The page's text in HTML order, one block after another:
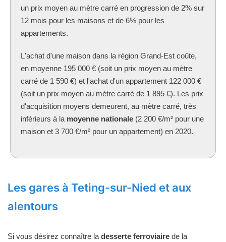
un prix moyen au mètre carré en progression de 2% sur
12 mois pour les maisons et de 6% pour les
appartements.
L'achat d'une maison dans la région Grand-Est coûte,
en moyenne 195 000 € (soit un prix moyen au mètre
carré de 1 590 €) et l'achat d'un appartement 122 000 €
(soit un prix moyen au mètre carré de 1 895 €). Les prix
d'acquisition moyens demeurent, au mètre carré, très
inférieurs à la moyenne nationale (2 200 €/m² pour une
maison et 3 700 €/m² pour un appartement) en 2020.
Les gares à Teting-sur-Nied et aux
alentours
Si vous désirez connaître la desserte ferroviaire de la